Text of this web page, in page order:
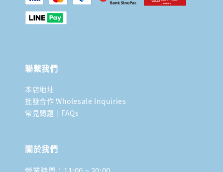
聯繫我們
本店地址
批發合作 Wholesale Inquiries
常見問題｜FAQs
關於我們